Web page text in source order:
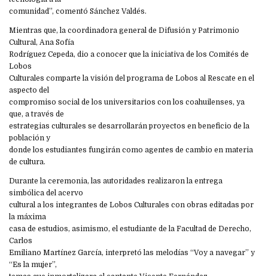
comunidad”, comentó Sánchez Valdés.
Mientras que, la coordinadora general de Difusión y Patrimonio
Cultural, Ana Sofía
Rodríguez Cepeda, dio a conocer que la iniciativa de los Comités de
Lobos
Culturales comparte la visión del programa de Lobos al Rescate en el
aspecto del
compromiso social de los universitarios con los coahuilenses, ya
que, a través de
estrategias culturales se desarrollarán proyectos en beneficio de la
población y
donde los estudiantes fungirán como agentes de cambio en materia
de cultura.
Durante la ceremonia, las autoridades realizaron la entrega
simbólica del acervo
cultural a los integrantes de Lobos Culturales con obras editadas por
la máxima
casa de estudios, asimismo, el estudiante de la Facultad de Derecho,
Carlos
Emiliano Martínez García, interpretó las melodías “Voy a navegar” y
“Es la mujer”,